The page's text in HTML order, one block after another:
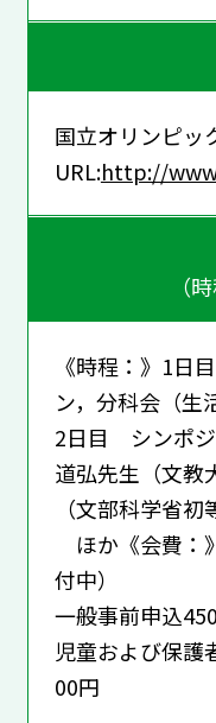
国立オリンピッ
URL:http://
（
《時程：》1日
ン，分科会（生
2日目 シンポジ
道弘先生（文教
（文部科学省
ほか《会費：
付中）
一般事前申込
児童および保護
00円